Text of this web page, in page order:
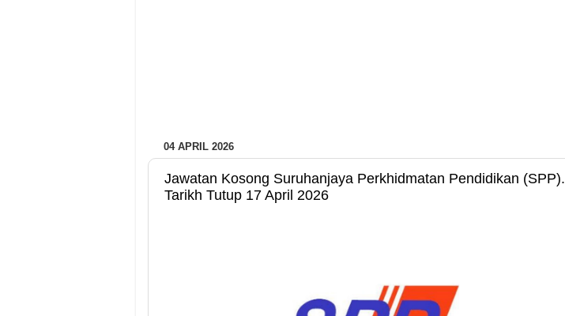
04 APRIL 2026
Jawatan Kosong Suruhanjaya Perkhidmatan Pendidikan (SPP).
Tarikh Tutup 17 April 2026